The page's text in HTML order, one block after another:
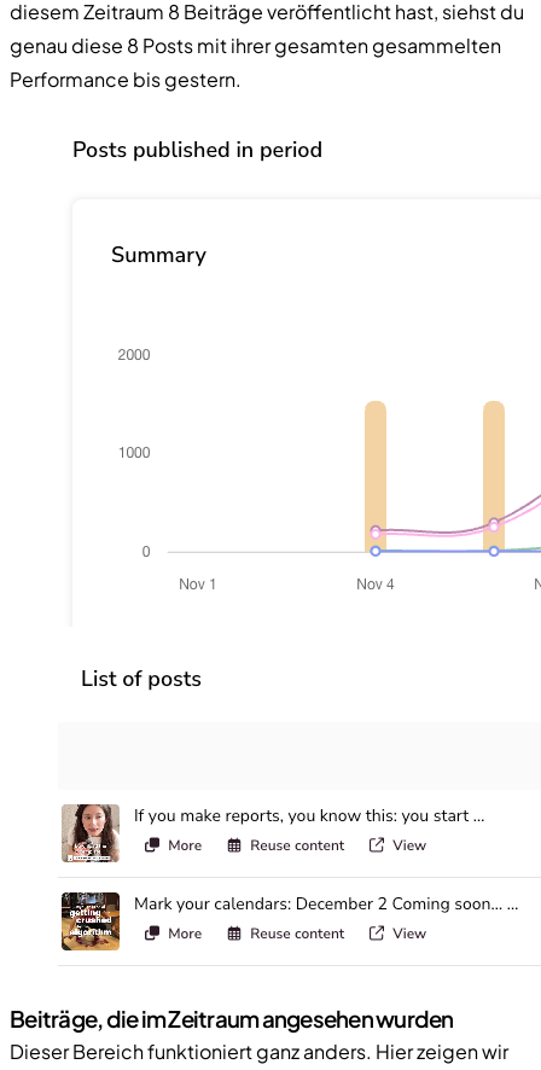
diesem Zeitraum 8 Beiträge veröffentlicht hast, siehst du
genau diese 8 Posts mit ihrer gesamten gesammelten
Performance bis gestern.
Beiträge, die im Zeitraum angesehen wurden
Dieser Bereich funktioniert ganz anders. Hier zeigen wir